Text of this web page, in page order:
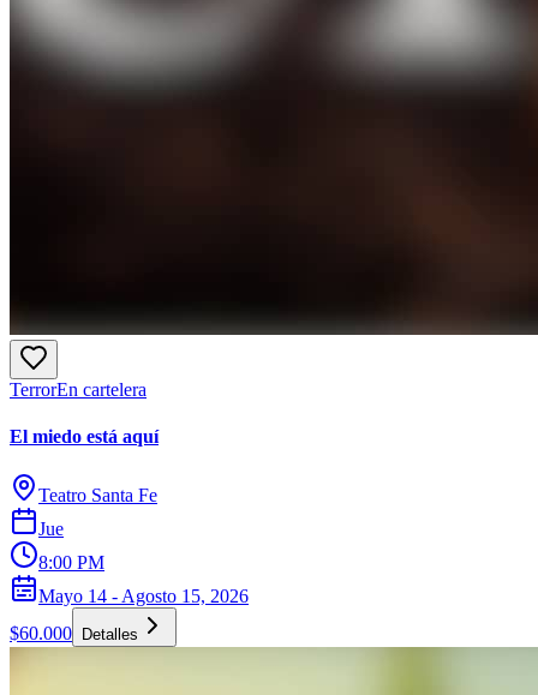
TerrorEn cartelera
El miedo está aquí
Teatro Santa Fe
Jue
8:00 PM
Mayo 14 - Agosto 15, 2026
$60.000
Detalles